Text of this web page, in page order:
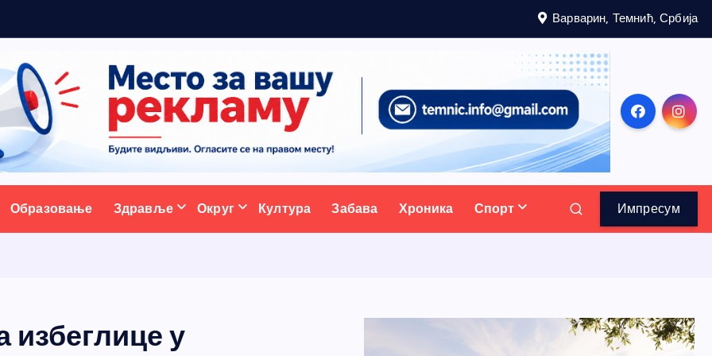
Варварин, Темнић, Србија
портал
Образовање Здравље Округ Култура Забава Хроника Спорт Импресум
избеглице у